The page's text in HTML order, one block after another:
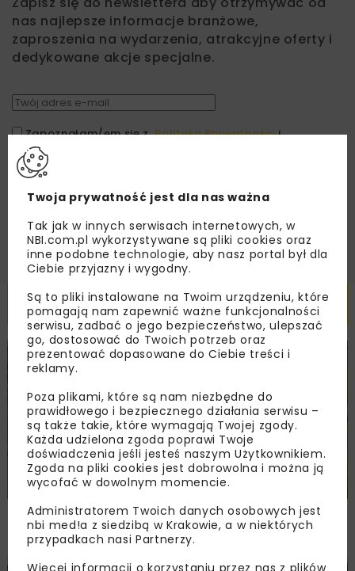
nas najlepsze informacje branżowe,
zaproszenia na wydarzenia, atrakcyjne oferty i
dedykowane akcje specjalne.
Zapoznałam/em się zPolityką Prywatnościi
Regulaminem
podany przeze mnie adres e-mail korespondencji
handlowej w postaci newslettera.
Powiązane artykuły
DROGI INWESTYCJE WIADOMOŚCI
Remont nawierzchni na węzłach A4.
Przetarg obejmuje pięć węzłów
Twoja prywatność jest dla nas ważna
Tak jak w innych serwisach internetowych, w
NBI.com.pl wykorzystywane są pliki cookies oraz
inne podobne technologie, aby nasz portal był dla
Ciebie przyjazny i wygodny.
Są to pliki instalowane na Twoim urządzeniu, które
pomagają nam zapewnić ważne funkcjonalności
serwisu, zadbać o jego bezpieczeństwo, ulepszać
go, dostosować do Twoich potrzeb oraz
prezentować dopasowane do Ciebie treści i
reklamy.
Poza plikami, które są nam niezbędne do
prawidłowego i bezpiecznego działania serwisu –
są także takie, które wymagają Twojej zgody.
Każda udzielona zgoda poprawi Twoje
doświadczenia jeśli jesteś naszym Użytkownikiem.
Zgoda na pliki cookies jest dobrowolna i można ją
wycofać w dowolnym momencie.
Administratorem Twoich danych osobowych jest
nbi med!a z siedzibą w Krakowie, a w niektórych
przypadkach nasi Partnerzy.
Więcej informacji o korzystaniu przez nas z plików